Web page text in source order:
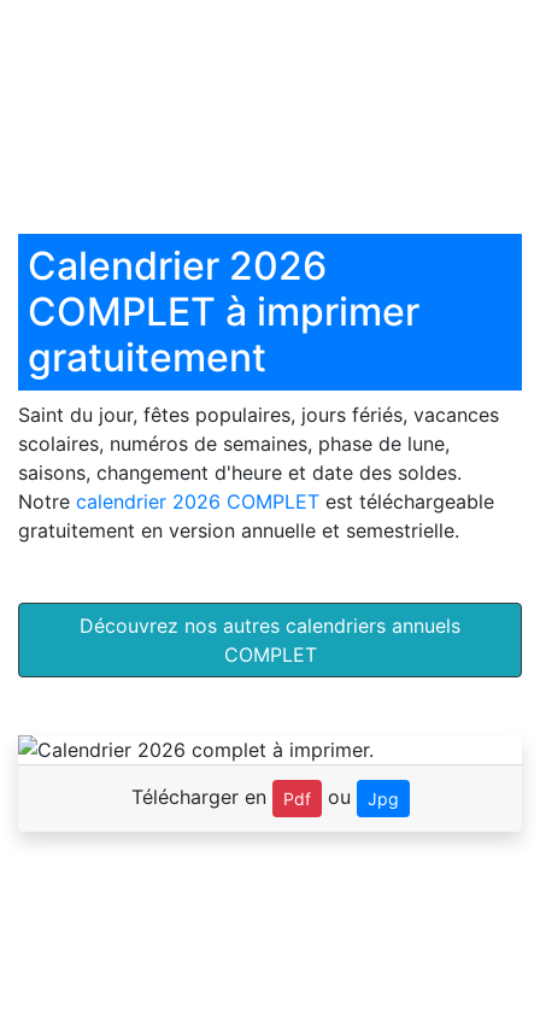
Calendrier 2026
COMPLET à imprimer
gratuitement
Saint du jour, fêtes populaires, jours fériés, vacances
scolaires, numéros de semaines, phase de lune,
saisons, changement d'heure et date des soldes.
Notre calendrier 2026 COMPLET est téléchargeable
gratuitement en version annuelle et semestrielle.
Découvrez nos autres calendriers annuels
COMPLET
Télécharger en Pdf ou Jpg